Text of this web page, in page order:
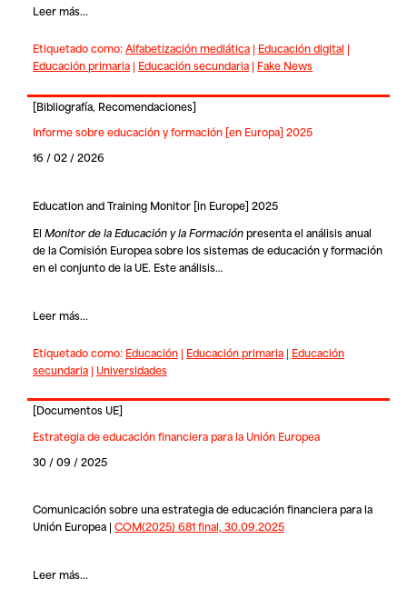
Leer más...
Etiquetado como:Alfabetización mediática| Educación digital |
Educación primaria| Educación secundaria| Fake News
[Bibliografía, Recomendaciones]
Informe sobre educación y formación [en Europa] 2025
16 / 02 / 2026
Education and Training Monitor [in Europe] 2025
El Monitor de la Educación y la Formaciónpresenta el análisis anual
de la Comisión Europea sobre los sistemas de educación y formación
en el conjunto de la UE. Este análisis…
Leer más...
Etiquetado como: Educación| Educación primaria| Educación
secundaria| Universidades
[Documentos UE]
Estrategia de educación financiera para la Unión Europea
30 / 09 / 2025
Comunicación sobre una estrategia de educación financiera para la
Unión Europea | COM(2025) 681 final, 30.09.2025
Leer más...